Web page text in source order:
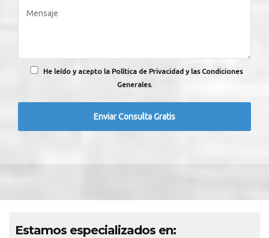
He leído y acepto la Política de Privacidad y las Condiciones
Generales.
Estamos especializados en: